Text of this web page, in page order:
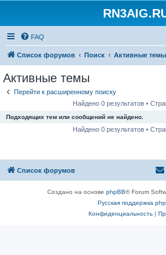
FAQ
Список форумов Поиск Активные темы
Активные темы
Перейти к расширенному поиску
Найдено 0 результатов •
Подходящих тем или сообщений не найдено.
Найдено 0 результатов •
Список форумов
Создано на основе phpBB® Forum
Русская поддержка
Конфиденциальность|